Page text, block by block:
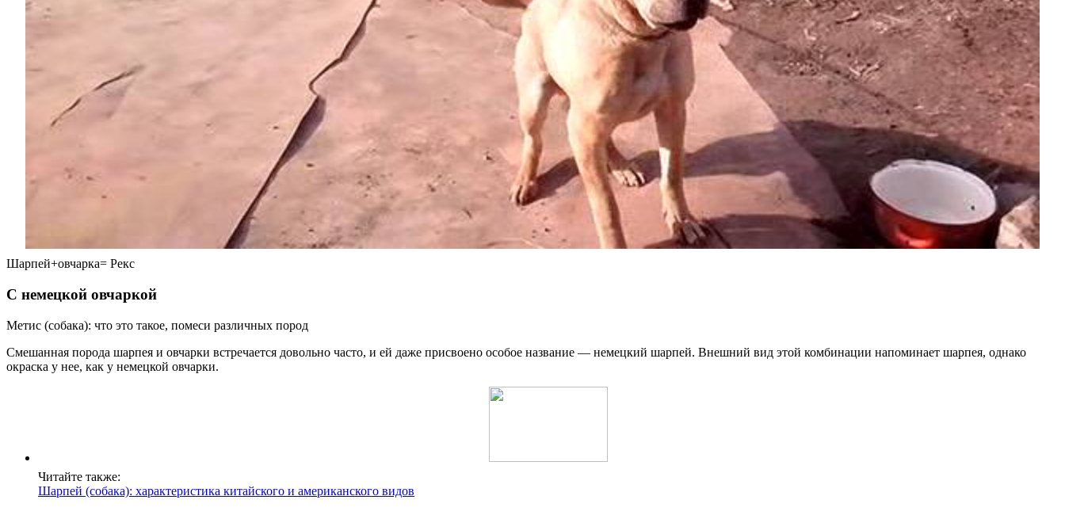
Шарпей+овчарка= Рекс
С немецкой овчаркой
Метис (собака): что это такое, помеси различных пород
Смешанная порода шарпея и овчарки встречается довольно часто, и ей даже присвоено особое название — немецкий шарпей. Внешний вид этой комбинации напоминает шарпея, однако
окраска у нее, как у немецкой овчарки.
Читайте также:
Шарпей (собака): характеристика китайского и американского видов